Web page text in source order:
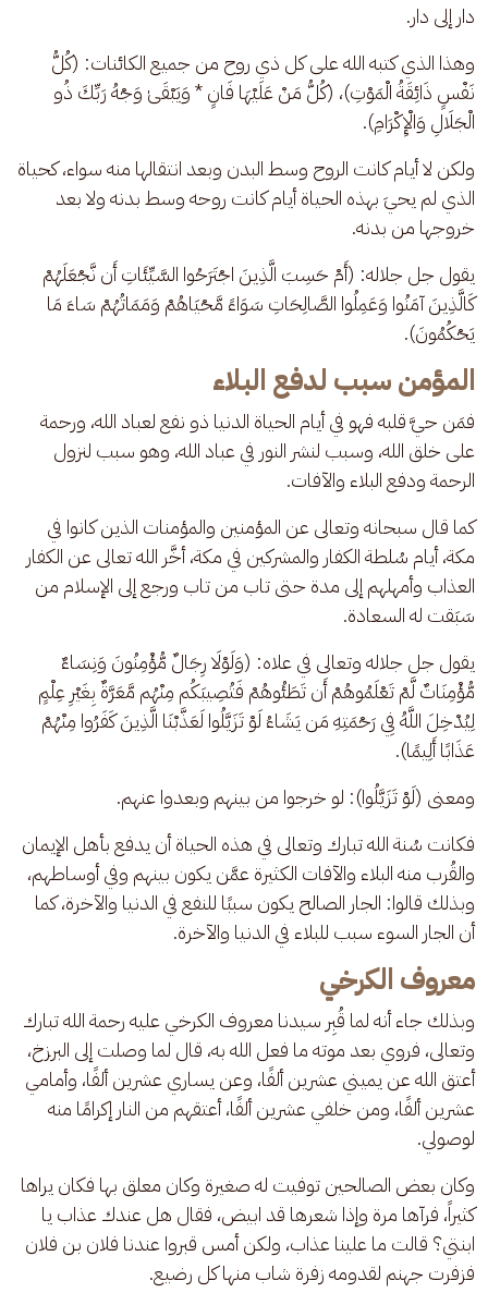
دار إلى دار.
وهذا الذي كتبه الله على كل ذي روح من جميع الكائنات: (كُلُّ
نَفْسٍ ذَائِقَةُ الْمَوْتِ)، (كُلُّ مَنْ عَلَيْهَا فَانٍ * وَيَبْقَىٰ وَجْهُ رَبِّكَ ذُو
الْجَلَالِ وَالْإِكْرَامِ).
ولكن لا أيام كانت الروح وسط البدن وبعد انتقالها منه سواء، كحياة
الذي لم يحيَ بهذه الحياة أيام كانت روحه وسط بدنه ولا بعد
خروجها من بدنه.
يقول جل جلاله: (أَمْ حَسِبَ الَّذِينَ اجْتَرَحُوا السَّيِّئَاتِ أَن نَّجْعَلَهُمْ
كَالَّذِينَ آمَنُوا وَعَمِلُوا الصَّالِحَاتِ سَوَاءً مَّحْيَاهُمْ وَمَمَاتُهُمْ سَاءَ مَا
يَحْكُمُونَ).
المؤمن سبب لدفع البلاء
فمَن حيَّ قلبه فهو في أيام الحياة الدنيا ذو نفع لعباد الله، ورحمة
على خلق الله، وسبب لنشر النور في عباد الله، وهو سبب لنزول
الرحمة ودفع البلاء والآفات.
كما قال سبحانه وتعالى عن المؤمنين والمؤمنات الذين كانوا في
مكة، أيام سُلطة الكفار والمشركين في مكة، أخَّر الله تعالى عن الكفار
العذاب وأمهلهم إلى مدة حتى تاب من تاب ورجع إلى الإسلام من
سَبَقت له السعادة.
يقول جل جلاله وتعالى في علاه: (وَلَوْلَا رِجَالٌ مُّؤْمِنُونَ وَنِسَاءٌ
مُّؤْمِنَاتٌ لَّمْ تَعْلَمُوهُمْ أَن تَطَئُوهُمْ فَتُصِيبَكُم مِنْهُم مَّعَرَّةٌ بِغَيْرِ عِلْمٍ
لِيُدْخِلَ اللَّهُ فِي رَحْمَتِهِ مَن يَشَاءُ لَوْ تَزَيَّلُوا لَعَذَّبْنَا الَّذِينَ كَفَرُوا مِنْهُمْ
عَذَابًا أَلِيمًا).
ومعنى (لَوْ تَزَيَّلُوا): لو خرجوا من بينهم وبعدوا عنهم.
فكانت سُنة الله تبارك وتعالى في هذه الحياة أن يدفع بأهل الإيمان
والقُرب منه البلاء والآفات الكثيرة عمَّن يكون بينهم وفي أوساطهم،
وبذلك قالوا: الجار الصالح يكون سببًا للنفع في الدنيا والآخرة، كما
أن الجار السوء سبب للبلاء في الدنيا والآخرة.
معروف الكرخي
وبذلك جاء أنه لما قُبِر سيدنا معروف الكرخي عليه رحمة الله تبارك
وتعالى، فروي بعد موته ما فعل الله به، قال لما وصلت إلى البرزخ،
أعتق الله عن يميني عشرين ألفًا، وعن يساري عشرين ألفًا، وأمامي
عشرين ألفًا، ومن خلفي عشرين ألفًا، أعتقهم من النار إكرامًا منه
لوصولي.
وكان بعض الصالحين توفيت له صغيرة وكان معلق بها فكان يراها
كثيراً، فرآها مرة وإذا شعرها قد ابيض، فقال هل عندك عذاب يا
ابنتي؟ قالت ما علينا عذاب، ولكن أمس قبروا عندنا فلان بن فلان
فزفرت جهنم لقدومه زفرة شاب منها كل رضيع.